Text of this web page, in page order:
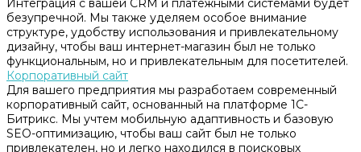
Интеграция с вашей CRM и платежными системами будет
безупречной. Мы также уделяем особое внимание
структуре, удобству использования и привлекательному
дизайну, чтобы ваш интернет-магазин был не только
функциональным, но и привлекательным для посетителей.
Корпоративный сайт
Для вашего предприятия мы разработаем современный
корпоративный сайт, основанный на платформе 1С-
Битрикс. Мы учтем мобильную адаптивность и базовую
SEO-оптимизацию, чтобы ваш сайт был не только
привлекателен, но и легко находился в поисковых